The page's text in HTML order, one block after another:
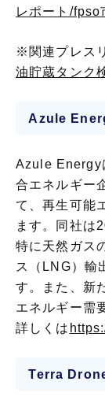
レポート/
※関連プレス
油貯蔵タンク
Azule
Azule Energy
合エネルギー
て、再生可能
ます。同社は
特に天然ガス
ス（LNG）輸
す。また、新
エネルギー需
詳しくは
Terra